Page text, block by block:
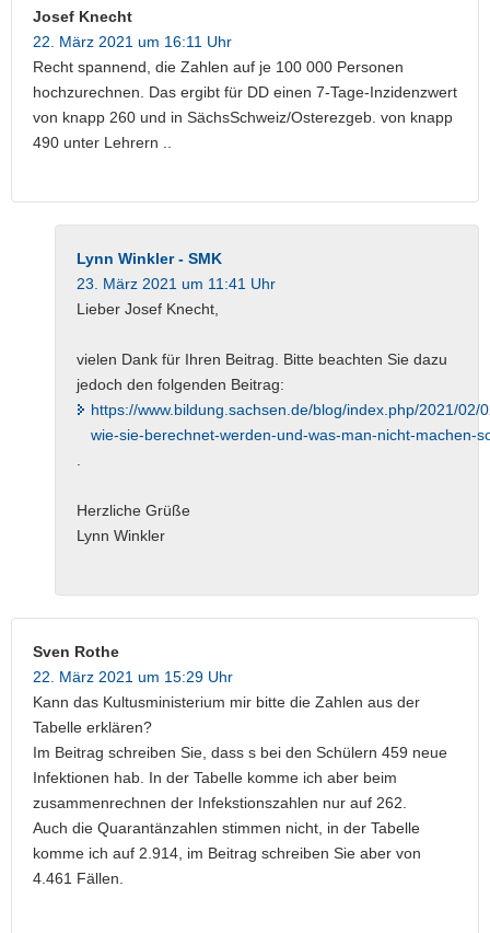
Josef Knecht
22. März 2021 um 16:11 Uhr
Recht spannend, die Zahlen auf je 100 000 Personen
hochzurechnen. Das ergibt für DD einen 7-Tage-Inzidenzwert
von knapp 260 und in SächsSchweiz/Osterezgeb. von knapp
490 unter Lehrern ..
Lynn Winkler - SMK
23. März 2021 um 11:41 Uhr
Lieber Josef Knecht,
vielen Dank für Ihren Beitrag. Bitte beachten Sie dazu
jedoch den folgenden Beitrag:
https://www.bildung.sachsen.de/blog/index.php/2021/02/
wie-sie-berechnet-werden-und-was-man-nicht-machen-
Herzliche Grüße
Lynn Winkler
Sven Rothe
22. März 2021 um 15:29 Uhr
Kann das Kultusministerium mir bitte die Zahlen aus der
Tabelle erklären?
Im Beitrag schreiben Sie, dass s bei den Schülern 459 neue
Infektionen hab. In der Tabelle komme ich aber beim
zusammenrechnen der Infekstionszahlen nur auf 262.
Auch die Quarantänzahlen stimmen nicht, in der Tabelle
komme ich auf 2.914, im Beitrag schreiben Sie aber von
4.461 Fällen.